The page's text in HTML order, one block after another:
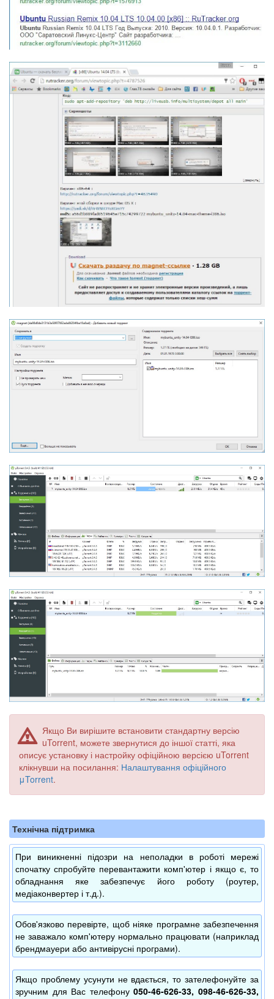
Якщо Ви вирішите встановити стандартну версію
uTorrent, можете звернутися до іншої статті, яка
описує установку і настройку офіційною версією uTorrent
клікнувши на посилання: Налаштування офіційного
μTorrent.
Технічна підтримка
При виникненні підозри на неполадки в роботі мережі
спочатку спробуйте перевантажити комп'ютер і якщо є, то
обладнання яке забезпечує його роботу (роутер,
медіаконвертер і т.д.).
Обов'язково перевірте, щоб ніяке програмне забезпечення
не заважало комп'ютеру нормально працювати (наприклад
брендмауери або антивірусні програми).
Якщо проблему усунути не вдається, то зателефонуйте за
зручним для Вас телефону050-46-626-33, 098-46-626-33,